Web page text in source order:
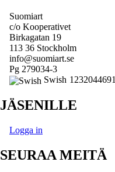
Suomiart
c/o Kooperativet
Birkagatan 19
113 36 Stockholm
info@suomiart.se
Pg 279034-3
Swish 1232044691
JÄSENILLE
Logga in
SEURAA MEITÄ